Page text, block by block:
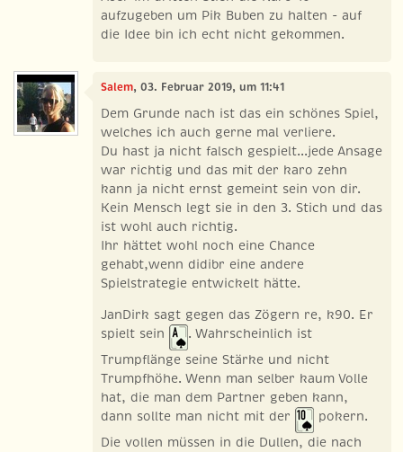
aufzugeben um Pik Buben zu halten - auf
die Idee bin ich echt nicht gekommen.
Salem, 03. Februar 2019, um 11:41
Dem Grunde nach ist das ein schönes Spiel,
welches ich auch gerne mal verliere.
Du hast ja nicht falsch gespielt...jede Ansage
war richtig und das mit der karo zehn
kann ja nicht ernst gemeint sein von dir.
Kein Mensch legt sie in den 3. Stich und das
ist wohl auch richtig.
Ihr hättet wohl noch eine Chance
gehabt,wenn didibr eine andere
Spielstrategie entwickelt hätte.
JanDirk sagt gegen das Zögern re, k90. Er
spielt sein
. Wahrscheinlich ist
Trumpflänge seine Stärke und nicht
Trumpfhöhe. Wenn man selber kaum Volle
hat, die man dem Partner geben kann,
dann sollte man nicht mit der
pokern.
Die vollen müssen in die Dullen, die nach